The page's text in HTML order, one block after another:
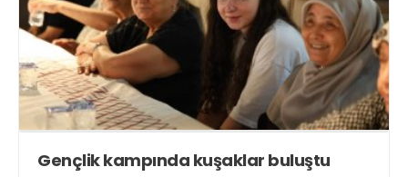
Gençlik kampında kuşaklar buluştu